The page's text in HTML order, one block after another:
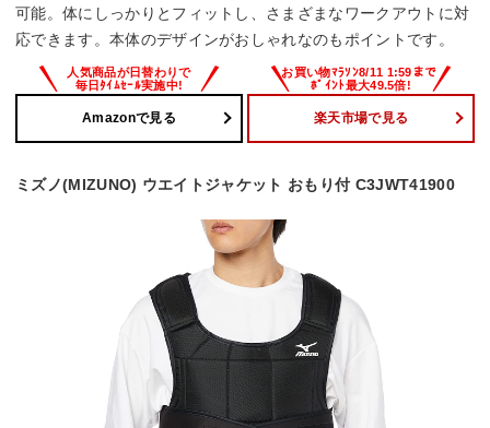
可能。体にしっかりとフィットし、さまざまなワークアウトに対
応できます。本体のデザインがおしゃれなのもポイントです。
Amazonで見る 楽天市場で見る
ミズノ(MIZUNO) ウエイトジャケット おもり付 C3JWT41900